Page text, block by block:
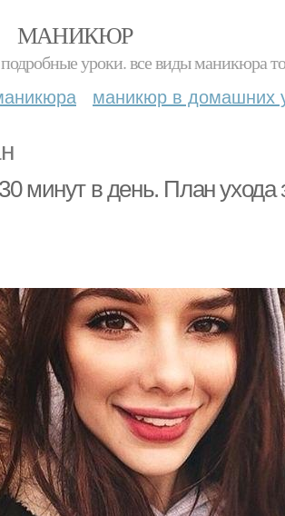
МАНИКЮР
уроки. все виды маникюра
маникюр в домашних
минут в день. План